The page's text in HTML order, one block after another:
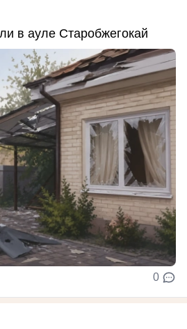
в ауле Старобжегокай
0